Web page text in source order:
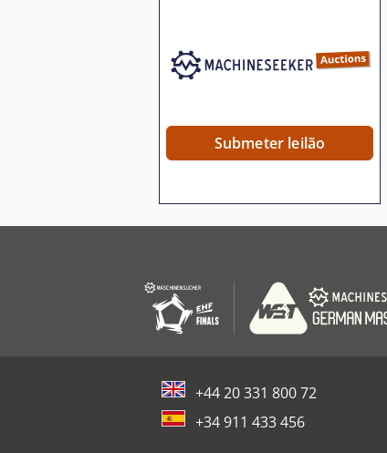
Submeter leilão
+44 20 331 800 72
+34 911 433 456